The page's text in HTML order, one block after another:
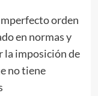
orden
en normas y
la imposición de
no tiene